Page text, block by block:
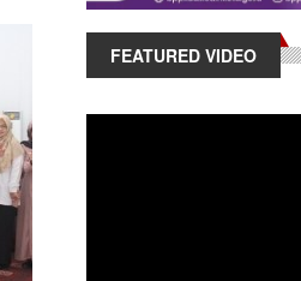
FEATURED VIDEO